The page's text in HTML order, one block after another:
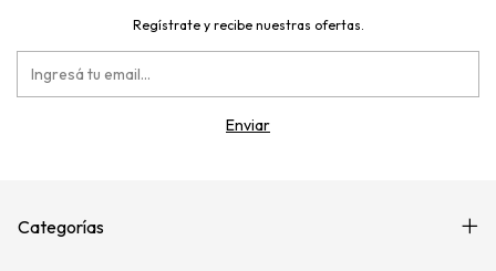
Regístrate y recibe nuestras ofertas.
Categorías